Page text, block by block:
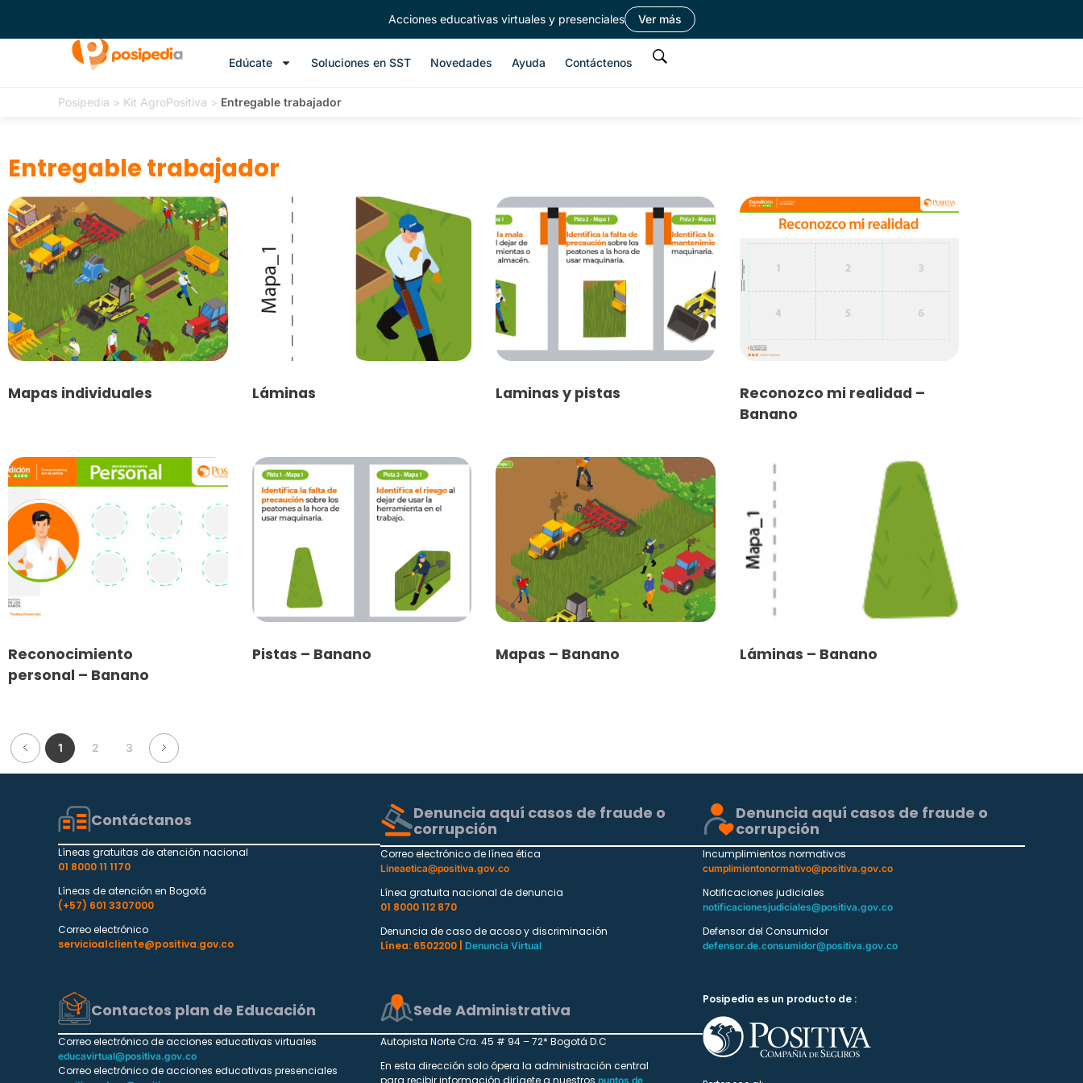
Acciones educativas virtuales y presenciales Ver más
Edúcate Soluciones en SST Novedades Ayuda Contáctenos
Posipedia > Kit AgroPositiva > Entregable trabajador
Entregable trabajador
Mapas individuales Láminas Laminas y pistas
Reconozco mi realidad –
Banano
Reconocimiento
personal – Banano
Pistas – Banano Mapas – Banano Láminas – Banano
1 2 3
Contáctanos
Líneas gratuitas de atención nacional
01 8000 11 1170
Líneas de atención en Bogotá
(+57) 601 3307000
Correo electrónico
servicioalcliente@positiva.gov.co
Denuncia aquí casos de fraude o
corrupción
Correo electrónico de línea ética
Lineaetica@positiva.gov.co
Línea gratuita nacional de denuncia
01 8000 112 870
Denuncia de caso de acoso y discriminación
Línea: 6502200 |
Denuncia Virtual
Denuncia aquí casos de fraude o
corrupción
Incumplimientos normativos
cumplimientonormativo@positiva.gov.co
Notificaciones judiciales
notificacionesjudiciales@positiva.gov.co
Defensor del Consumidor
defensor.de.consumidor@positiva.gov.co
Contactos plan de Educación
Correo electrónico de acciones educativas virtuales
educavirtual@positiva.gov.co
Correo electrónico de acciones educativas presenciales
Sede Administrativa
Autopista Norte Cra. 45 # 94 – 72* Bogotá D.C
En esta dirección solo ópera la administración central
puntos de
Posipedia es un producto de :